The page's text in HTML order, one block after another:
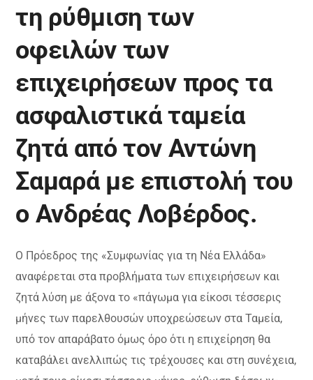
τη ρύθμιση των
οφειλών των
επιχειρήσεων προς τα
ασφαλιστικά ταμεία
ζητά από τον Αντώνη
Σαμαρά με επιστολή του
ο Ανδρέας Λοβέρδος.
Ο Πρόεδρος της «Συμφωνίας για τη Νέα Ελλάδα»
αναφέρεται στα προβλήματα των επιχειρήσεων και
ζητά λύση με άξονα το «πάγωμα για είκοσι τέσσερις
μήνες των παρελθουσών υποχρεώσεων στα Ταμεία,
υπό τον απαράβατο όμως όρο ότι η επιχείρηση θα
καταβάλει ανελλιπώς τις τρέχουσες και στη συνέχεια,